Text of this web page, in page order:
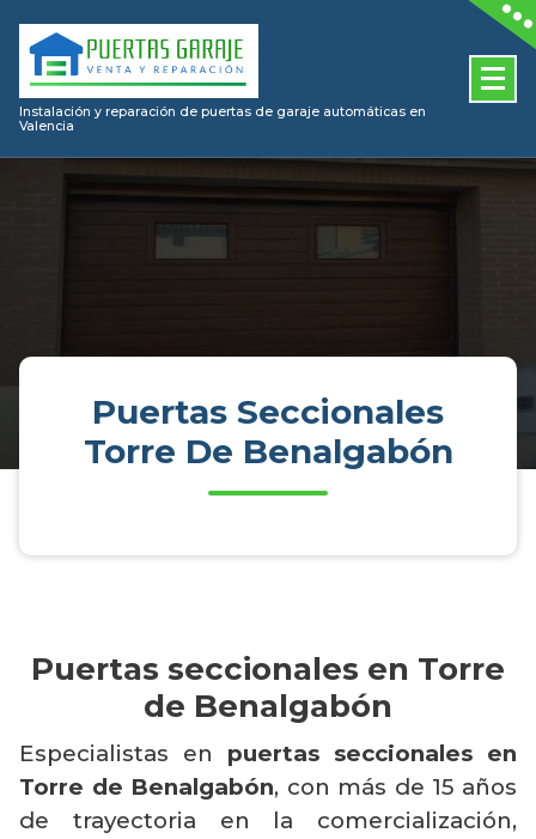
content
Instalación y reparación de puertas de garaje automáticas en
Valencia
Puertas Seccionales
Torre De Benalgabón
Puertas seccionales en Torre
de Benalgabón
Especialistas en puertas seccionales en
Torre de Benalgabón, con más de 15 años
de trayectoria en la comercialización,